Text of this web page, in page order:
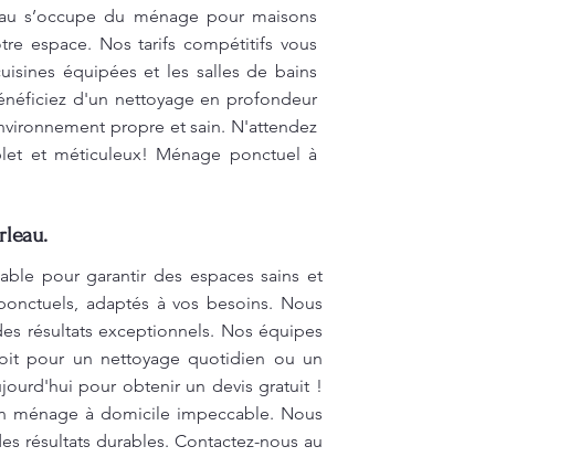
s’occupe du ménage pour maisons
espace. Nos tarifs compétitifs vous
équipées et les salles de bains
d'un nettoyage en profondeur
propre et sain. N'attendez
et méticuleux! Ménage ponctuel à
pour garantir des espaces sains et
adaptés à vos besoins. Nous
résultats exceptionnels. Nos équipes
pour un nettoyage quotidien ou un
pour obtenir un devis gratuit !
ménage à domicile impeccable. Nous
résultats durables. Contactez-nous au